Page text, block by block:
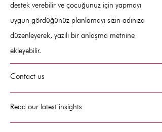
destek verebilir ve çocuğunuz için yapmayı
uygun gördüğünüz planlamayı sizin adınıza
düzenleyerek, yazılı bir anlaşma metnine
ekleyebilir.
Contact us
Read our latest insights